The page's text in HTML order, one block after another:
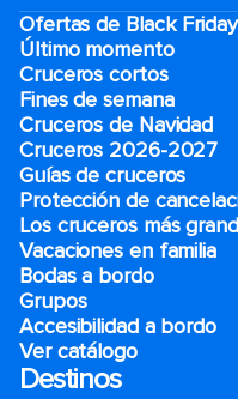
Ofertas de Black Friday
Último momento
Cruceros cortos
Fines de semana
Cruceros de Navidad
Cruceros 2026-2027
Guías de cruceros
Protección de
Los cruceros más
Vacaciones en familia
Bodas a bordo
Grupos
Accesibilidad a bordo
Ver catálogo
Destinos